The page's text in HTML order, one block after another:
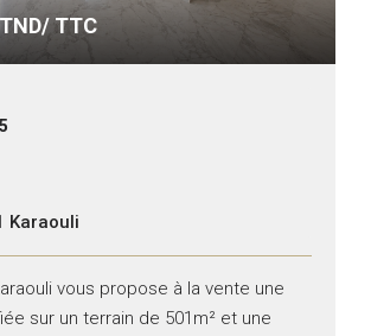
TTC
Karaouli
vous propose à la vente une
sur un terrain de 501m² et une